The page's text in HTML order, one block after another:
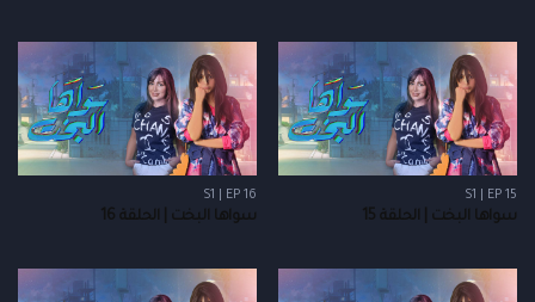
S1 | EP 15
سواها البخت | الحلقة 15
S1 | EP 16
سواها البخت | الحلقة 16